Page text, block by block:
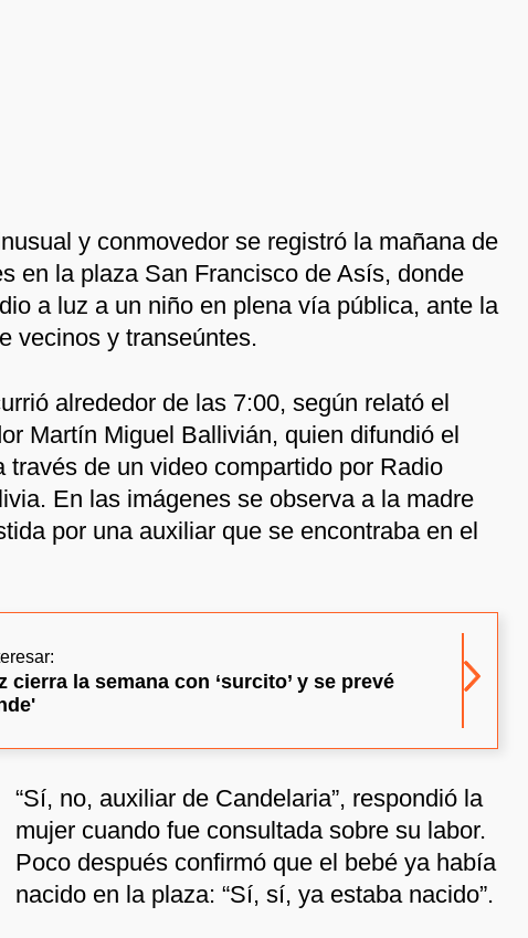
y conmovedor se registró la mañana de
en la plaza San Francisco de Asís, donde
a luz a un niño en plena vía pública, ante la
vecinos y transeúntes.
alrededor de las 7:00, según relató el
Martín Miguel Ballivián, quien difundió el
través de un video compartido por Radio
En las imágenes se observa a la madre
por una auxiliar que se encontraba en el
cierra la semana con ‘surcito’ y se prevé
“Sí, no, auxiliar de Candelaria”, respondió la
mujer cuando fue consultada sobre su labor.
Poco después confirmó que el bebé ya había
nacido en la plaza: “Sí, sí, ya estaba nacido”.